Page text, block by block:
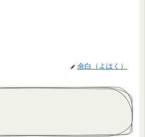
余白（よはく）